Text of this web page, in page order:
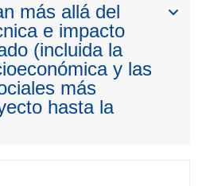
más allá del
e impacto
(incluida la
y las
más
hasta la